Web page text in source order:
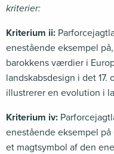
kriterier:
Kriterium ii:
enestående eksempel
barokkens værdier i
landskabsdesign i det 17.
illustrerer en evolution i
Kriterium iv:
enestående eksempel
et magtsymbol af den